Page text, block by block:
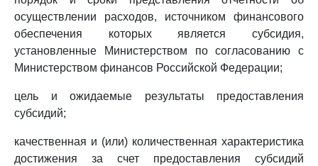
осуществлении расходов, источником финансового
обеспечения которых является субсидия,
установленные Министерством по согласованию с
Министерством финансов Российской Федерации;
цель и ожидаемые результаты предоставления
субсидий;
качественная и (или) количественная характеристика
достижения за счет предоставления субсидий